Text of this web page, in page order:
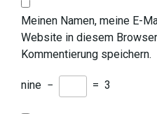
Meinen Namen, meine E-
Website in diesem
Kommentierung speichern.
nine − = 3